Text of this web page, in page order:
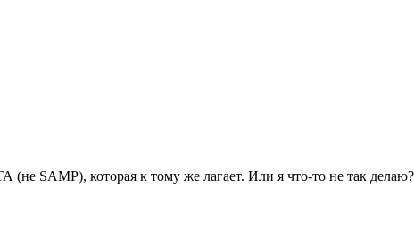
(не SAMP), которая к тому же лагает. Или я что-то не так делаю?